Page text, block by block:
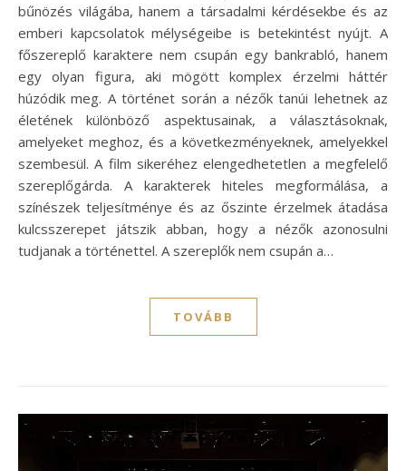
bűnözés világába, hanem a társadalmi kérdésekbe és az
emberi kapcsolatok mélységeibe is betekintést nyújt. A
főszereplő karaktere nem csupán egy bankrabló, hanem
egy olyan figura, aki mögött komplex érzelmi háttér
húzódik meg. A történet során a nézők tanúi lehetnek az
életének különböző aspektusainak, a választásoknak,
amelyeket meghoz, és a következményeknek, amelyekkel
szembesül. A film sikeréhez elengedhetetlen a megfelelő
szereplőgárda. A karakterek hiteles megformálása, a
színészek teljesítménye és az őszinte érzelmek átadása
kulcsszerepet játszik abban, hogy a nézők azonosulni
tudjanak a történettel. A szereplők nem csupán a…
TOVÁBB